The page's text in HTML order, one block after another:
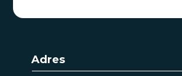
Adres